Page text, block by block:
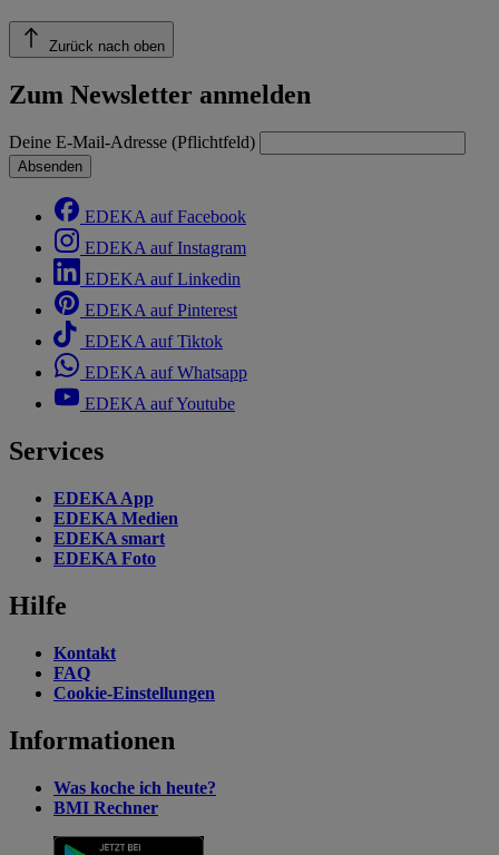
Zurück nach oben
Zum Newsletter anmelden
Deine E-Mail-Adresse (Pflichtfeld)
Absenden
EDEKA auf Facebook
EDEKA auf Instagram
EDEKA auf Linkedin
EDEKA auf Pinterest
EDEKA auf Tiktok
EDEKA auf Whatsapp
EDEKA auf Youtube
Services
EDEKA App
EDEKA Medien
EDEKA smart
EDEKA Foto
Hilfe
Kontakt
FAQ
Cookie-Einstellungen
Informationen
Was koche ich heute?
BMI Rechner